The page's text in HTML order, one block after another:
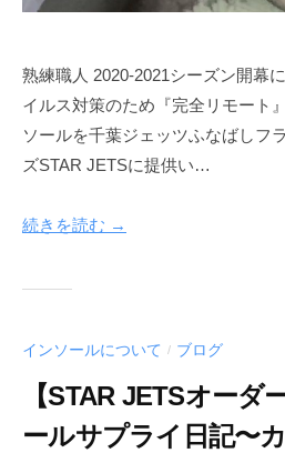
熟練職人 2020-2021シーズン開幕
イルス対策のため『完全リモート
ソールを千葉ジェッツふなばしフ
ズSTAR JETSに提供い…
続きを読む →
インソールについて / ブログ
【STAR JETSオーダ
ールサプライ日記〜